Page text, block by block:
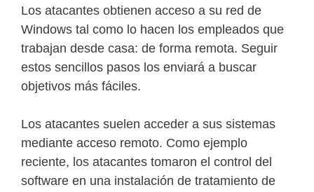
Los atacantes obtienen acceso a su red de
Windows tal como lo hacen los empleados que
trabajan desde casa: de forma remota. Seguir
estos sencillos pasos los enviará a buscar
objetivos más fáciles.
Los atacantes suelen acceder a sus sistemas
mediante acceso remoto. Como ejemplo
reciente, los atacantes tomaron el control del
software en una instalación de tratamiento de